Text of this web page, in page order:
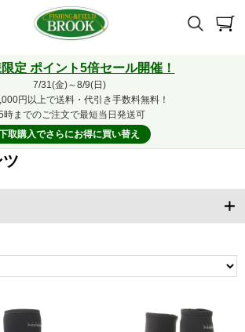
定 ポイント5倍セール開催！
7/31(金)～8/9(日)
円以上で送料・代引き手数料無料！
時までのご注文で最短当日発送可
取購入でさらにお得に買い替え